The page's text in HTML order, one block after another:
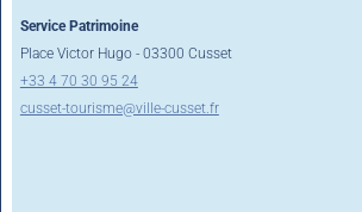
Service Patrimoine
Place Victor Hugo - 03300 Cusset
+33 4 70 30 95 24
cusset-tourisme@ville-cusset.fr